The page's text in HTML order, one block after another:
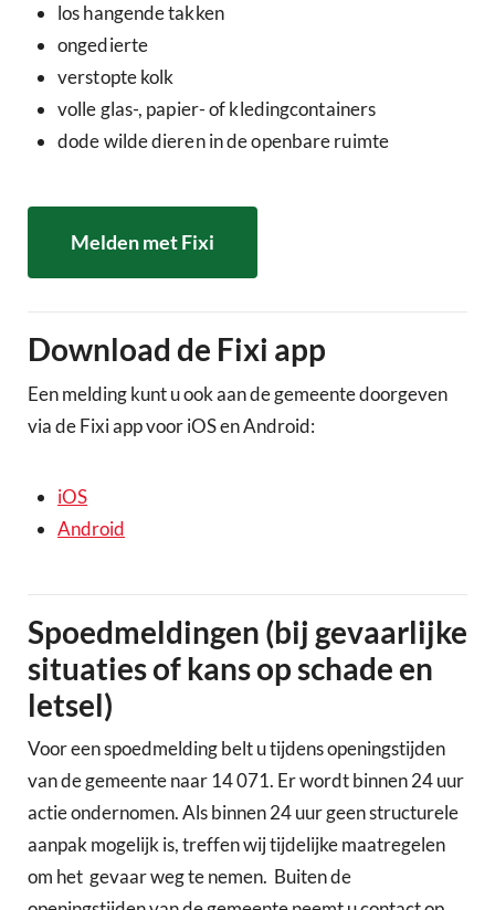
los hangende takken
ongedierte
verstopte kolk
volle glas-, papier- of kledingcontainers
dode wilde dieren in de openbare ruimte
Melden met Fixi
Download de Fixi app
Een melding kunt u ook aan de gemeente doorgeven
via de Fixi app voor iOS en Android:
iOS
Android
Spoedmeldingen (bij gevaarlijke
situaties of kans op schade en
letsel)
Voor een spoedmelding belt u tijdens openingstijden
van de gemeente naar 14 071. Er wordt binnen 24 uur
actie ondernomen. Als binnen 24 uur geen structurele
aanpak mogelijk is, treffen wij tijdelijke maatregelen
om het gevaar weg te nemen. Buiten de